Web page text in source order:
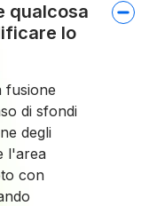
qualcosa
lo
fusione
di sfondi
degli
l'area
con